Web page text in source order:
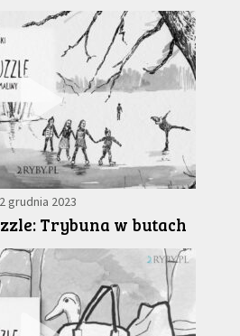
2 grudnia 2023
Trybuna w butach